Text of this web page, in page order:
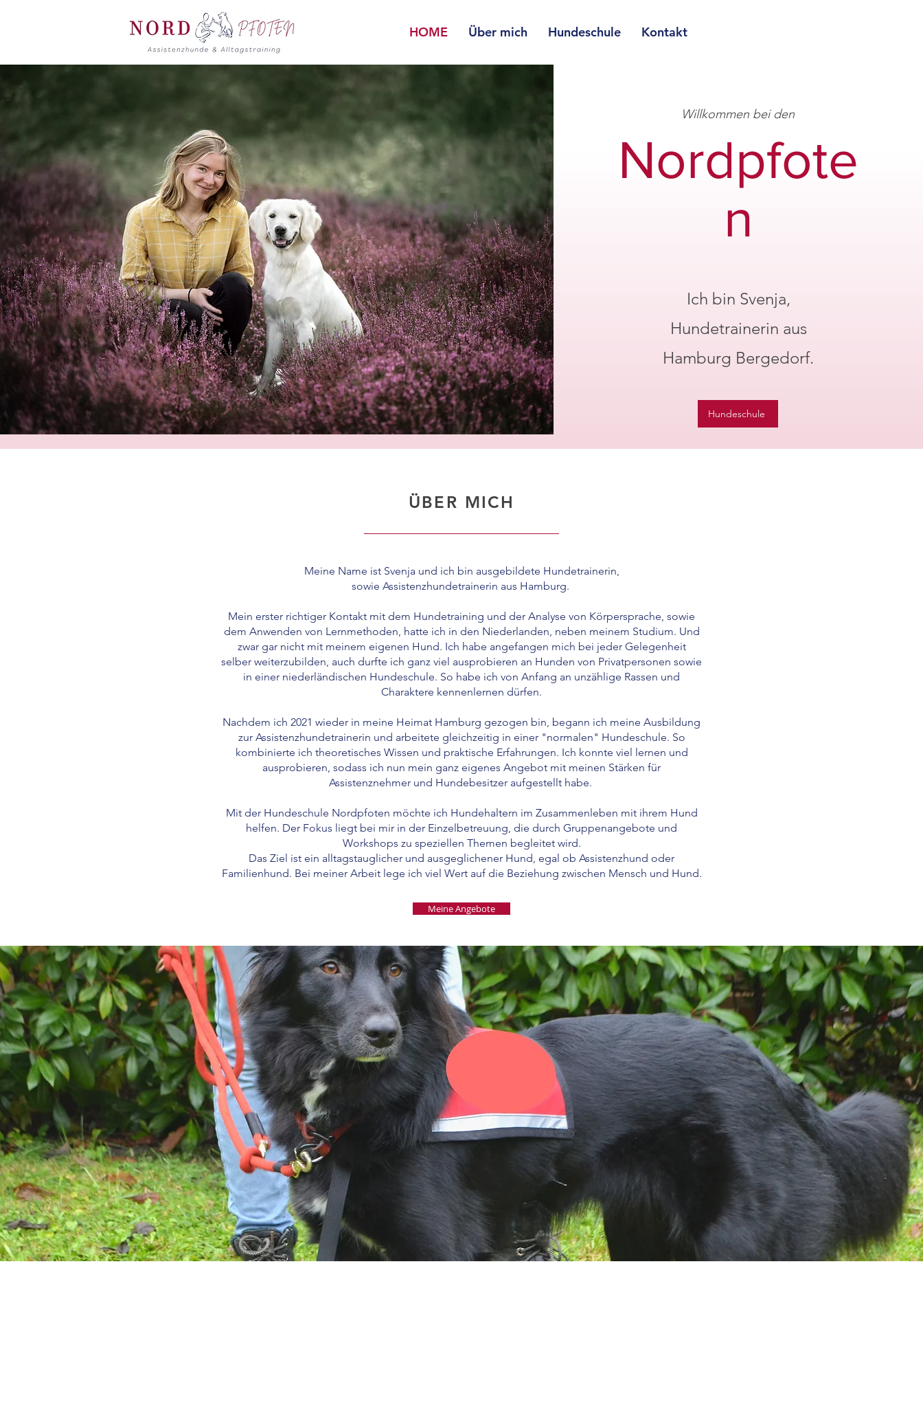
HOME Über mich Hundeschule Kontakt
Willkommen bei den
Nordpfote
n
Ich bin Svenja,
Hundetrainerin aus
Hamburg Bergedorf.
Hundeschule
ÜBER MICH
Meine Name ist Svenja und ich bin ausgebildete Hundetrainerin,
sowie Assistenzhundetrainerin aus Hamburg.
Mein erster richtiger Kontakt mit dem Hundetraining und der Analyse von Körpersprache, sowie
dem Anwenden von Lernmethoden, hatte ich in den Niederlanden, neben meinem Studium. Und
zwar gar nicht mit meinem eigenen Hund. Ich habe angefangen mich bei jeder Gelegenheit
selber weiterzubilden, auch durfte ich ganz viel ausprobieren an Hunden von Privatpersonen sowie
in einer niederländischen Hundeschule. So habe ich von Anfang an unzählige Rassen und
Charaktere kennenlernen dürfen.
Nachdem ich 2021 wieder in meine Heimat Hamburg gezogen bin, begann ich meine Ausbildung
zur Assistenzhundetrainerin und arbeitete gleichzeitig in einer "normalen" Hundeschule. So
kombinierte ich theoretisches Wissen und praktische Erfahrungen. Ich konnte viel lernen und
ausprobieren, sodass ich nun mein ganz eigenes Angebot mit meinen Stärken für
Assistenznehmer und Hundebesitzer aufgestellt habe.
Mit der Hundeschule Nordpfoten möchte ich Hundehaltern im Zusammenleben mit ihrem Hund
helfen. Der Fokus liegt bei mir in der Einzelbetreuung, die durch Gruppenangebote und
Workshops zu speziellen Themen begleitet wird.
Das Ziel ist ein alltagstauglicher und ausgeglichener Hund, egal ob Assistenzhund oder
Familienhund. Bei meiner Arbeit lege ich viel Wert auf die Beziehung zwischen Mensch und Hund.
Meine Angebote